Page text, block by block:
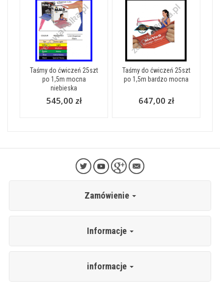
Taśmy do ćwiczeń 25szt
po 1,5m mocna
niebieska
545,00 zł
Taśmy do ćwiczeń 25szt
po 1,5m bardzo mocna
647,00 zł
Zamówienie
Informacje
informacje